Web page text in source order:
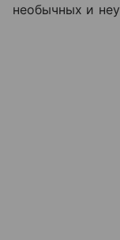
необычных и